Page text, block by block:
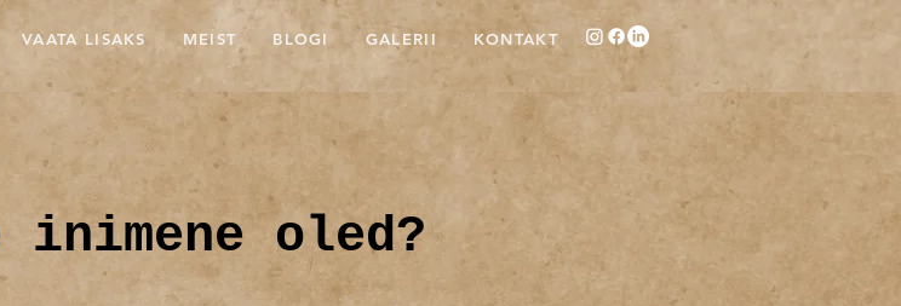
VAATA LISAKS MEIST BLOGI GALERII KONTAKT
oled?